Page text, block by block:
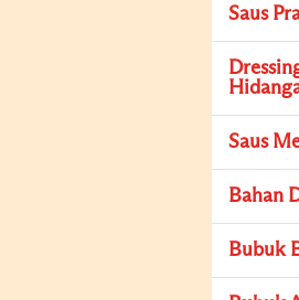
Saus
Saus
Bahan
Bubuk